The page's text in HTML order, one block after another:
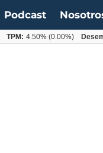
Podcast
4.50% (0.00%) Desempleo: